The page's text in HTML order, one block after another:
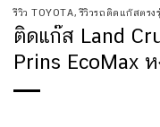
รีวิว TOYOTA,รีวิวรถติดแก๊สตรง
ติดแก๊ส Land
Prins EcoMax